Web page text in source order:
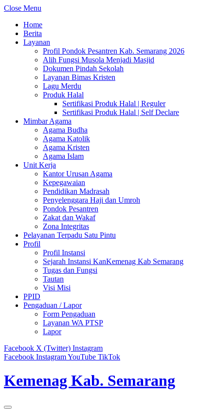
Close Menu
Home
Berita
Layanan
Profil Pondok Pesantren Kab. Semarang 2026
Alih Fungsi Musola Menjadi Masjid
Dokumen Pindah Sekolah
Layanan Bimas Kristen
Lagu Merdu
Produk Halal
Sertifikasi Produk Halal | Reguler
Sertifikasi Produk Halal | Self Declare
Mimbar Agama
Agama Budha
Agama Katolik
Agama Kristen
Agama Islam
Unit Kerja
Kantor Urusan Agama
Kepegawaian
Pendidikan Madrasah
Penyelenggara Haji dan Umroh
Pondok Pesantren
Zakat dan Wakaf
Zona Integritas
Pelayanan Terpadu Satu Pintu
Profil
Profil Instansi
Sejarah Instansi KanKemenag Kab Semarang
Tugas dan Fungsi
Tautan
Visi Misi
PPID
Pengaduan / Lapor
Form Pengaduan
Layanan WA PTSP
Lapor
Facebook X (Twitter) Instagram
Facebook InstagramYouTube TikTok
Kemenag Kab. Semarang